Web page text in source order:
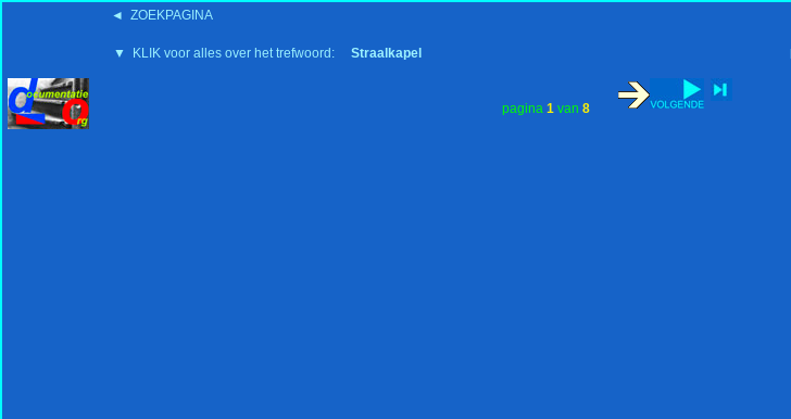
◄ ZOEKPAGINA
▼ KLIK voor alles over het trefwoord: Straalkapel
pagina 1 van 8
'15:19 19-2-2008